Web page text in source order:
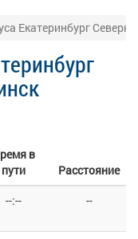
Екатеринбург
в
пути
Расстояние
--:-- --